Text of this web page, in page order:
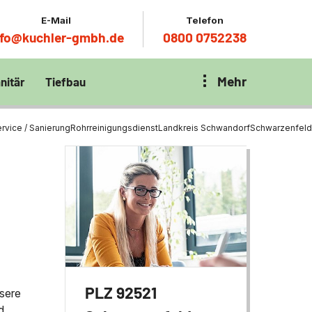
E-Mail
gmbh.de
Telefon
0800 0752238
Klärbecken
per
Tiefbau
Zentrum München
Tiefbau Mehr
/ SanierungRohrreinigungsdienstLandkreis SchwandorfSchwarzenfeld
PLZ 92521